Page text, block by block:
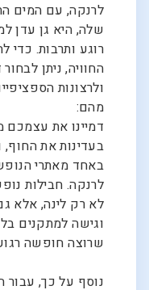
לרנקה, עם המים
שלה, היא גן עדן
רוגע ותרבות.
החוויה, ניתן
ולרצונות
מהם:
דמיינו את עצמכם
בעדינות את החוף,
באחד מאתרי
לרנקה. חבילות
לא רק לינה, אלא
וגישה למתקנים
שרוצה חופשה
נוסף על כך, עבור